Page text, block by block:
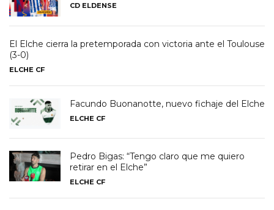
CD ELDENSE
El Elche cierra la pretemporada con victoria ante el Toulouse
(3-0)
ELCHE CF
Facundo Buonanotte, nuevo fichaje del Elche
ELCHE CF
Pedro Bigas: “Tengo claro que me quiero
retirar en el Elche”
ELCHE CF